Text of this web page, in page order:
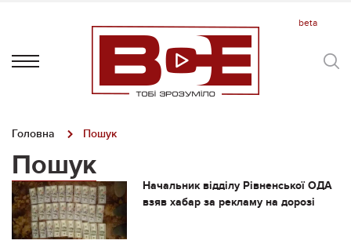
Головна Пошук
Пошук
Начальник відділу Рівненської ОДА
взяв хабар за рекламу на дорозі